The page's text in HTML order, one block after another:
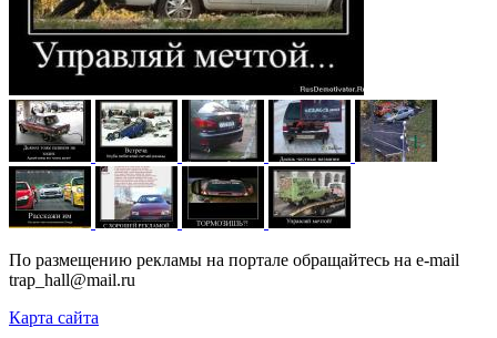
По размещению рекламы на портале обращайтесь на e-mail
trap_hall@mail.ru
Карта сайта